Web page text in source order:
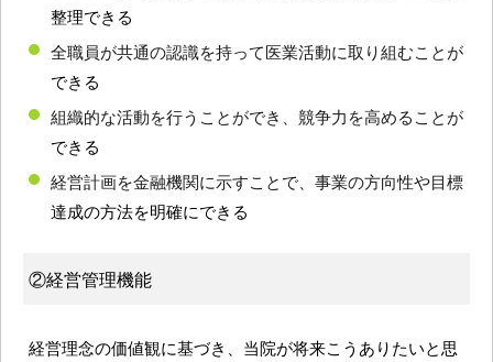
整理できる
全職員が共通の認識を持って医業活動に取り組むことが
できる
組織的な活動を行うことができ、競争力を高めることが
できる
経営計画を金融機関に示すことで、事業の方向性や目標
達成の方法を明確にできる
②経営管理機能
経営理念の価値観に基づき、当院が将来こうありたいと思